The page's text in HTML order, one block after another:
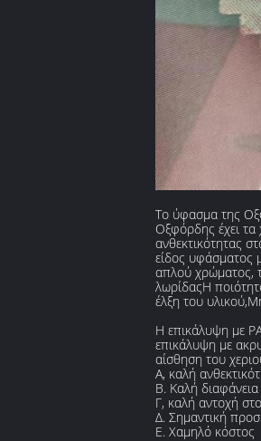
Το ύφασμα της
Οξφόρδης έχει τα
ανθεκτικότητας
είδος υφάσματος
απλού χρώματος,
λωρίδαςΗ
έλξη του
Η επικάλυψη με
επικάλυψη με
αίσθηση του
Α, καλή
Β. Καλή
Γ, καλή αντοχή
Δ. Σημαντική
Ε. Χαμηλό κόστος